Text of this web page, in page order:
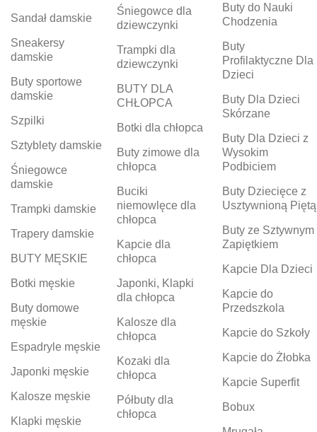
Sandał damskie
Sneakersy
damskie
Buty sportowe
damskie
Szpilki
Sztyblety damskie
Śniegowce
damskie
Trampki damskie
Trapery damskie
BUTY MĘSKIE
Botki męskie
Buty domowe
męskie
Espadryle męskie
Japonki męskie
Kalosze męskie
Klapki męskie
Śniegowce dla
dziewczynki
Trampki dla
dziewczynki
BUTY DLA
CHŁOPCA
Botki dla chłopca
Buty zimowe dla
chłopca
Buciki
niemowlęce dla
chłopca
Kapcie dla
chłopca
Japonki, Klapki
dla chłopca
Kalosze dla
chłopca
Kozaki dla
chłopca
Półbuty dla
chłopca
Buty do Nauki
Chodzenia
Buty
Profilaktyczne Dla
Dzieci
Buty Dla Dzieci
Skórzane
Buty Dla Dzieci z
Wysokim
Podbiciem
Buty Dziecięce z
Usztywnioną Piętą
Buty ze Sztywnym
Zapiętkiem
Kapcie Dla Dzieci
Kapcie do
Przedszkola
Kapcie do Szkoły
Kapcie do Żłobka
Kapcie Superfit
Bobux